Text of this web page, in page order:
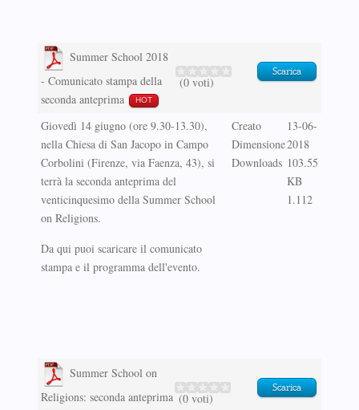
Summer School 2018
- Comunicato stampa della
seconda anteprima
HOT
(0 voti)
Scarica
Giovedì 14 giugno (ore 9.30-13.30),
nella Chiesa di San Jacopo in Campo
Corbolini (Firenze, via Faenza, 43), si
terrà la seconda anteprima del
venticinquesimo della Summer School
on Religions.
Da qui puoi scaricare il comunicato
stampa e il programma dell'evento.
Creato
Dimensione
Downloads
13-06-
2018
103.55
KB
1.112
Summer School on
Religions: seconda anteprima (0 voti)
Scarica